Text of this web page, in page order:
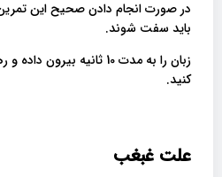
در صورت انجام دادن صحیح این
باید سفت شوند.
کنید.
علت غبغب